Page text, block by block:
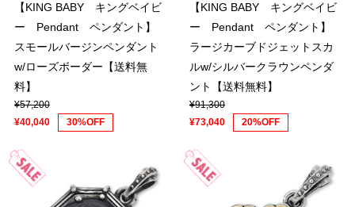
【KING BABY キングベイビ
ー Pendant ペンダント】
スモールバージンペンダント
w/ローズボーダー【送料無
料】
¥57,200
¥40,040
30%OFF
【KING BABY キングベイビ
ー Pendant ペンダント】
ラージカーブドジェットスカ
ルw/シルバークラウンペンダ
ント【送料無料】
¥91,300
¥73,040
20%OFF